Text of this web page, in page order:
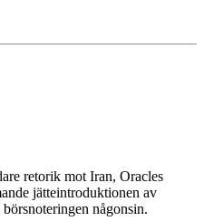
retorik mot Iran, Oracles
jätteintroduktionen av
någonsin.